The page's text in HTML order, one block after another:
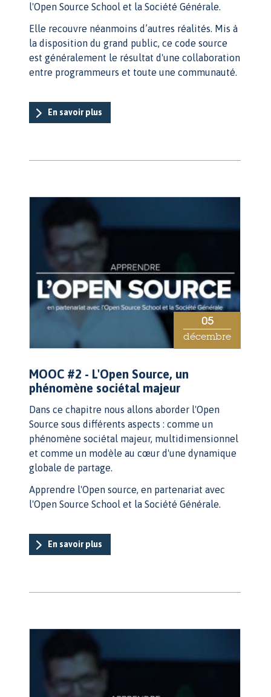
l'Open Source School et la Société Générale.
Elle recouvre néanmoins d’autres réalités. Mis à
la disposition du grand public, ce code source
est généralement le résultat d'une collaboration
entre programmeurs et toute une communauté.
En savoir plus
05
décembre
MOOC #2 - L'Open Source, un
phénomène sociétal majeur
Dans ce chapitre nous allons aborder l'Open
Source sous différents aspects : comme un
phénomène sociétal majeur, multidimensionnel
et comme un modèle au cœur d'une dynamique
globale de partage.
Apprendre l'Open source, en partenariat avec
l'Open Source School et la Société Générale.
En savoir plus